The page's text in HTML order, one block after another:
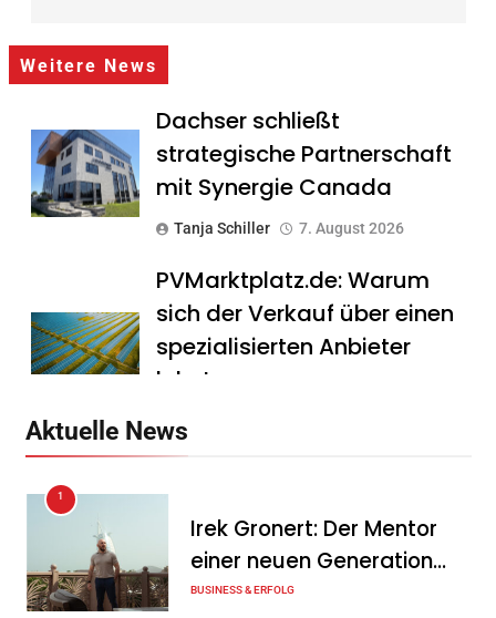
Weitere News
Dachser schließt
strategische Partnerschaft
mit Synergie Canada
Tanja Schiller 7. August 2026
PVMarktplatz.de: Warum
sich der Verkauf über einen
spezialisierten Anbieter
lohnt
Mitarbeitergespräch pro
Jahr nichts verändert – und
was stattdessen
Aktuelle News
1
Irek Gronert: Der Mentor
einer neuen Generation
von Unternehmern
BUSINESS & ERFOLG